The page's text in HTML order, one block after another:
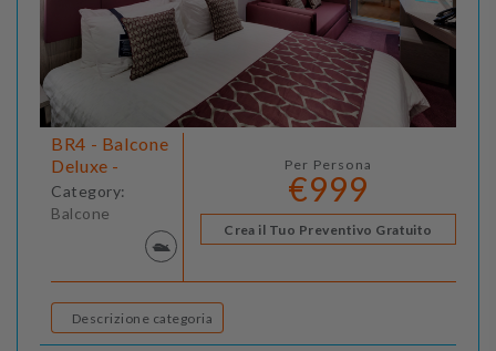
BR4 - Balcone
Deluxe -
Category:
Balcone
Per Persona
€999
Crea il Tuo Preventivo Gratuito
Descrizione categoria